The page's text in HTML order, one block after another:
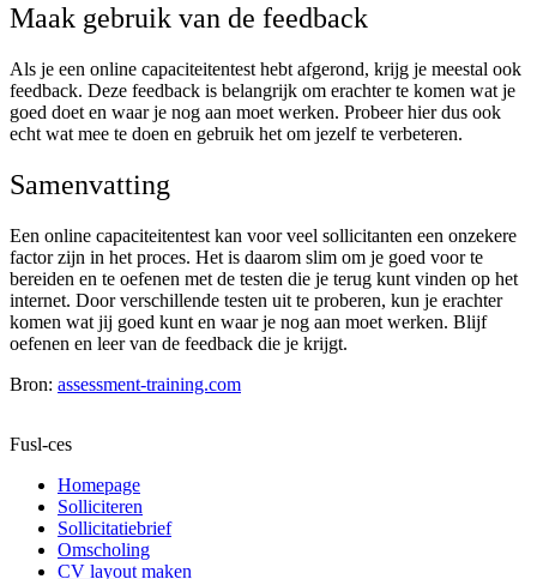
Maak gebruik van de feedback
Als je een online capaciteitentest hebt afgerond, krijg je meestal ook
feedback. Deze feedback is belangrijk om erachter te komen wat je
goed doet en waar je nog aan moet werken. Probeer hier dus ook
echt wat mee te doen en gebruik het om jezelf te verbeteren.
Samenvatting
Een online capaciteitentest kan voor veel sollicitanten een onzekere
factor zijn in het proces. Het is daarom slim om je goed voor te
bereiden en te oefenen met de testen die je terug kunt vinden op het
internet. Door verschillende testen uit te proberen, kun je erachter
komen wat jij goed kunt en waar je nog aan moet werken. Blijf
oefenen en leer van de feedback die je krijgt.
Bron: assessment-training.com
Fusl-ces
Homepage
Solliciteren
Sollicitatiebrief
Omscholing
CV layout maken